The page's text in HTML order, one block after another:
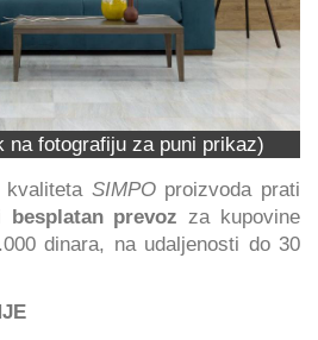
na fotografiju za puni prikaz)
kvaliteta SIMPOproizvoda prati
besplatan prevoz za kupovine
dinara, na udaljenosti do 30